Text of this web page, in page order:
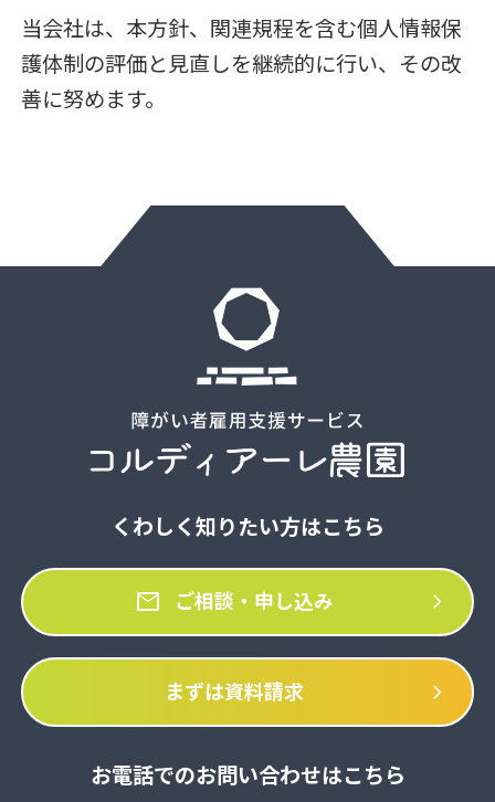
当会社は、本方針、関連規程を含む個人情報保
護体制の評価と見直しを継続的に行い、その改
善に努めます。
くわしく知りたい方はこちら
mail ご相談・申し込み chevron_right
まずは資料請求 chevron_right
お電話でのお問い合わせはこちら